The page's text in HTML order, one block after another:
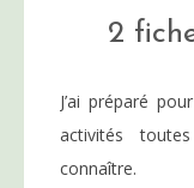
2
J’ai préparé
activités
connaître.